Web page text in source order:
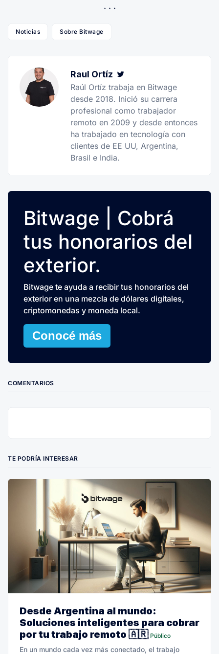
Noticias Sobre Bitwage
Raul Ortíz
Raúl Ortíz trabaja en Bitwage
desde 2018. Inició su carrera
profesional como trabajador
remoto en 2009 y desde entonces
ha trabajado en tecnología con
clientes de EE UU, Argentina,
Brasil e India.
Bitwage | Cobrá
tus honorarios del
exterior.
Bitwage te ayuda a recibir tus honorarios del
exterior en una mezcla de dólares digitales,
criptomonedas y moneda local.
Conocé más
COMENTARIOS
TE PODRÍA INTERESAR
Desde Argentina al mundo:
Soluciones inteligentes para cobrar
por tu trabajo remoto 🇦🇷 Público
En un mundo cada vez más conectado, el trabajo